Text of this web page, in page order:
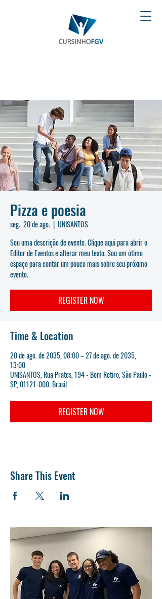
Pizza e poesia
seg., 20 de ago.
  |
UNISANTOS
Sou uma descrição de evento. Clique aqui para abrir o
Editor de Eventos e alterar meu texto. Sou um ótimo
espaço para contar um pouco mais sobre seu próximo
evento.
REGISTER NOW
Time & Location
20 de ago. de 2035, 08:00 – 27 de ago. de 2035,
13:00
UNISANTOS, Rua Prates, 194 - Bom Retiro, São Paulo -
SP, 01121-000, Brasil
REGISTER NOW
Share This Event